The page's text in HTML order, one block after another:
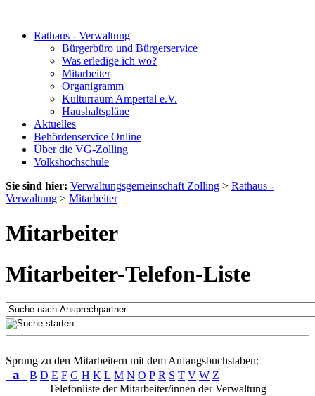
Rathaus - Verwaltung
Bürgerbüro und Bürgerservice
Was erledige ich wo?
Mitarbeiter
Organigramm
Kulturraum Ampertal e.V.
Haushaltspläne
Aktuelles
Behördenservice Online
Über die VG-Zolling
Volkshochschule
Sie sind hier: Verwaltungsgemeinschaft Zolling > Rathaus -
Verwaltung > Mitarbeiter
Mitarbeiter
Mitarbeiter-Telefon-Liste
Sprung zu den Mitarbeitern mit dem Anfangsbuchstaben:
a B D E F G H K L M N O P R S T V W Z
Telefonliste der Mitarbeiter/innen der Verwaltung